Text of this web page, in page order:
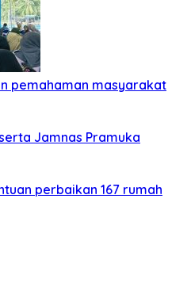
pemahaman masyarakat
Jamnas Pramuka
perbaikan 167 rumah